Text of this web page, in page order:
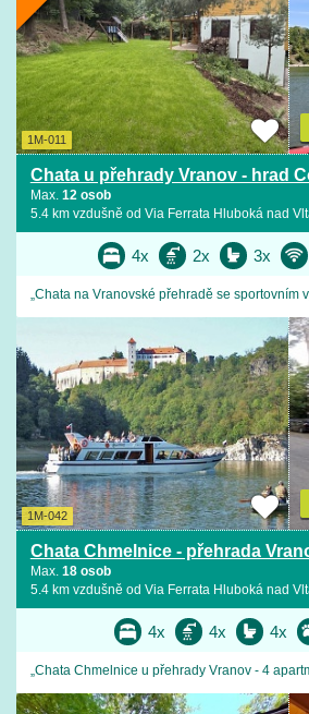
1M-011
Chata u přehrady Vranov - hrad
Max. 12 osob
5.4 km vzdušně od Via Ferrata Hluboká nad
4x 2x 3x
„Chata na Vranovské přehradě se sportovním
1M-042
Chata Chmelnice - přehrada
Max. 18 osob
5.4 km vzdušně od Via Ferrata Hluboká nad
4x 4x 4x
„Chata Chmelnice u přehrady Vranov - 4